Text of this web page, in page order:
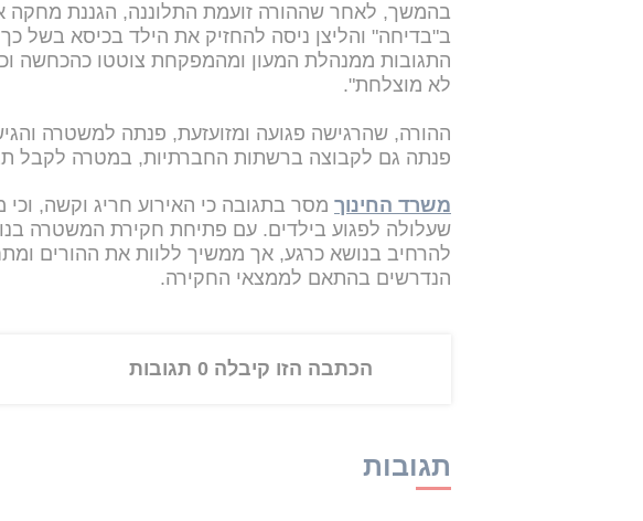
בהמשך, לאחר שההורה זועמת התלוננה, הגננת מחקה
ב"בדיחה" והליצן ניסה להחזיק את הילד בכיסא בשל
התגובות ממנהלת המעון ומהמפקחת צוטטו כהכחשה
לא מוצלחת".
ההורה, שהרגישה פגועה ומזועזעת, פנתה למשטרה
פנתה גם לקבוצה ברשתות החברתיות, במטרה לקבל
משרד החינוך מסר בתגובה כי האירוע חריג וקשה,
שעלולה לפגוע בילדים. עם פתיחת חקירת המשטרה
להרחיב בנושא כרגע, אך ממשיך ללוות את ההורים
הנדרשים בהתאם לממצאי החקירה.
הכתבה הזו קיבלה 0 תגובות
תגובות